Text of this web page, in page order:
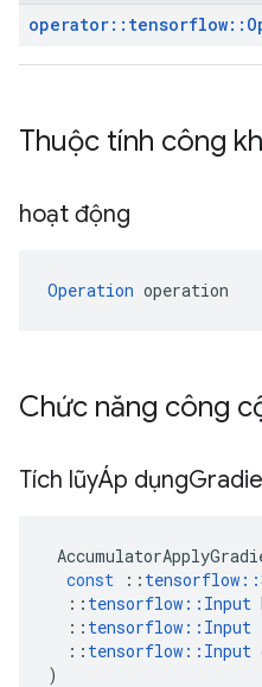
operator:: tensorflow::
Thuộc tính công
hoạt động
Operation operation
Chức năng công
Tích lũyÁp dụng
const
:: tensorflow ::
:: tensorflow :: Input
:: tensorflow :: Input
:: tensorflow :: Input
)